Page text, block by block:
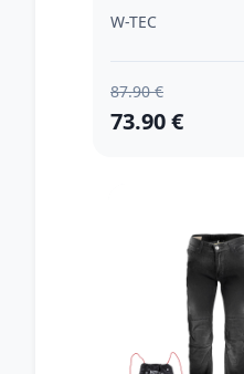
W-TEC
87.90 €
73.90 €